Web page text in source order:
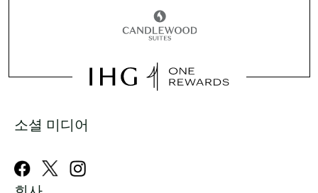
소셜 미디어